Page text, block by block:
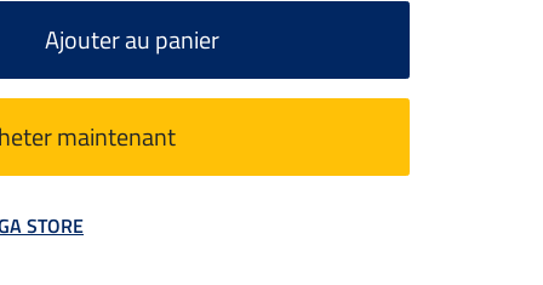
Ajouter au panier
maintenant
STORE